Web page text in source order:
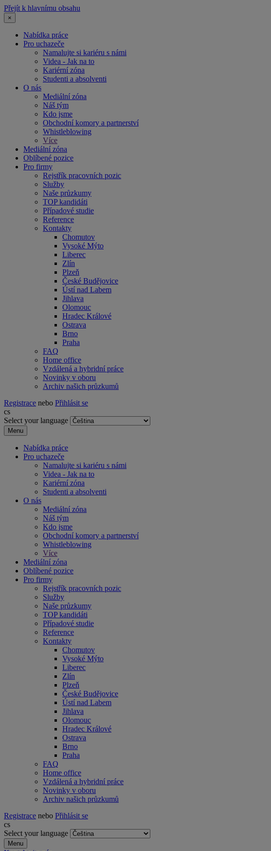
Přejít k hlavnímu obsahu
×
Nabídka práce
Pro uchazeče
Namalujte si kariéru s námi
Videa - Jak na to
Kariérní zóna
Studenti a absolventi
O nás
Mediální zóna
Náš tým
Kdo jsme
Obchodní komory a partnerství
Whistleblowing
Více
Mediální zóna
Oblíbené pozice
Pro firmy
Rejstřík pracovních pozic
Služby
Naše průzkumy
TOP kandidáti
Případové studie
Reference
Kontakty
Chomutov
Vysoké Mýto
Liberec
Zlín
Plzeň
České Budějovice
Ústí nad Labem
Jihlava
Olomouc
Hradec Králové
Ostrava
Brno
Praha
FAQ
Home office
Vzdálená a hybridní práce
Novinky v oboru
Archiv našich průzkumů
Registrace nebo Přihlásit se
cs
Select your language
Menu
Nabídka práce
Pro uchazeče
Namalujte si kariéru s námi
Videa - Jak na to
Kariérní zóna
Studenti a absolventi
O nás
Mediální zóna
Náš tým
Kdo jsme
Obchodní komory a partnerství
Whistleblowing
Více
Mediální zóna
Oblíbené pozice
Pro firmy
Rejstřík pracovních pozic
Služby
Naše průzkumy
TOP kandidáti
Případové studie
Reference
Kontakty
Chomutov
Vysoké Mýto
Liberec
Zlín
Plzeň
České Budějovice
Ústí nad Labem
Jihlava
Olomouc
Hradec Králové
Ostrava
Brno
Praha
FAQ
Home office
Vzdálená a hybridní práce
Novinky v oboru
Archiv našich průzkumů
Registrace nebo Přihlásit se
cs
Select your language
Menu